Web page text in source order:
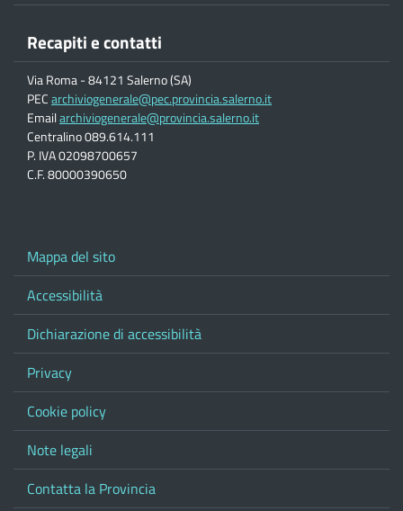
Recapiti e contatti
Via Roma - 84121 Salerno (SA)
PECarchiviogenerale@pec.provincia.salerno.it
Emailarchiviogenerale@provincia.salerno.it
Centralino 089.614.111
P. IVA 02098700657
C.F. 80000390650
Mappa del sito
Accessibilità
Dichiarazione di accessibilità
Privacy
Cookie policy
Note legali
Contatta la Provincia